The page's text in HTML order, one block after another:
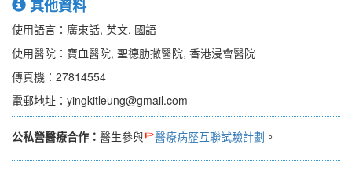
其他資料
使用語言：廣東話, 英文, 國語
使用醫院：寶血醫院, 聖德肋撒醫院, 香港浸會醫院
傳真機：27814554
電郵地址：yingkitleung@gmail.com
公私營醫療合作： 醫生參與 醫療病歷互聯試驗計劃 。